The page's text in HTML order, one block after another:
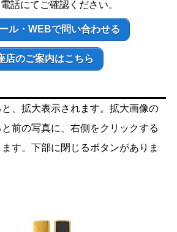
話にてご確認ください。
ル・WEBで問い合わせる
店のご案内はこちら
、拡大表示されます。拡大画像の
前の写真に、右側をクリックする
す。下部に閉じるボタンがありま